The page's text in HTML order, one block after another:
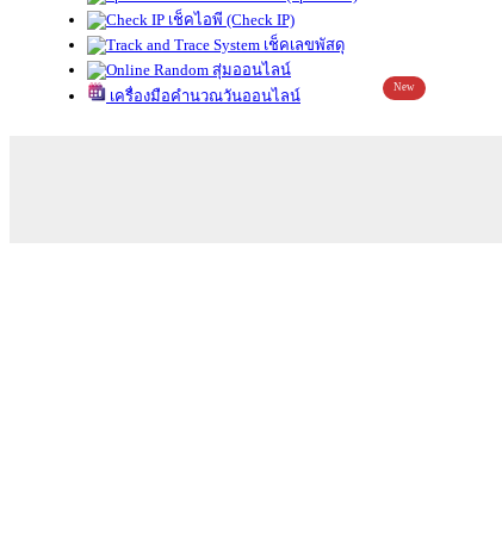
เช็คไอพี (Check IP)
เช็คเลขพัสดุ
สุ่มออนไลน์
เครื่องมือคำนวณวันออนไลน์
New